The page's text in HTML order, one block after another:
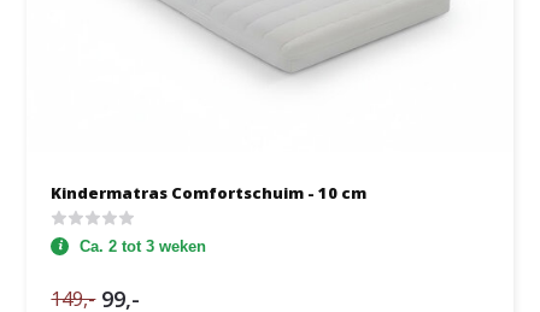
Kindermatras Comfortschuim - 10 cm
Ca. 2 tot 3 weken
149,- 99,-